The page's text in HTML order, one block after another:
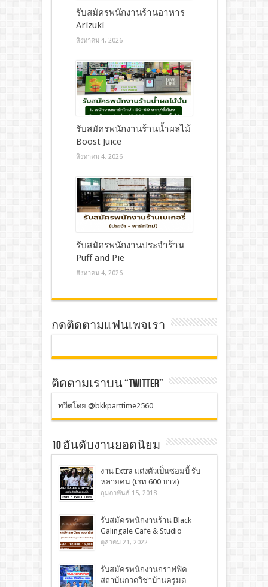
รับสมัครพนักงานร้านอาหาร
Arizuki
สิงหาคม 4, 2026
รับสมัครพนักงานร้านน้ำผลไม้
Boost Juice
สิงหาคม 4, 2026
รับสมัครพนักงานประจำร้าน
Puff and Pie
สิงหาคม 4, 2026
กดติดตามแฟนเพจเรา
ติดตามเราบน “TWITTER”
ทวีตโดย @bkkparttime2560
10 อันดับงานยอดนิยม
งาน Extra แต่งตัวเป็นซอมบี้ รับ
หลายคน (เรท 600 บาท)
กุมภาพันธ์ 15, 2018
รับสมัครพนักงานร้าน Black
Galingale Cafe & Studio
ตุลาคม 21, 2022
รับสมัครพนักงานกราฟฟิค
สถาบันกวดวิชาบ้านครูมด